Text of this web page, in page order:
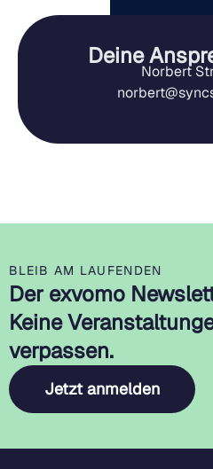
Deine
Norbert
BLEIB AM LAUFENDEN
Der exvomo
Keine
verpassen.
Jetzt anmelden